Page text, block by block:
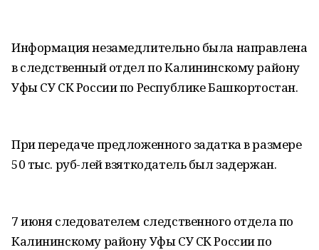
Информация незамедлительно была направлена
в следственный отдел по Калининскому району
Уфы СУ СК России по Республике Башкортостан.
При передаче предложенного задатка в размере
50 тыс. руб-лей взяткодатель был задержан.
7 июня следователем следственного отдела по
Калининскому району Уфы СУ СК России по